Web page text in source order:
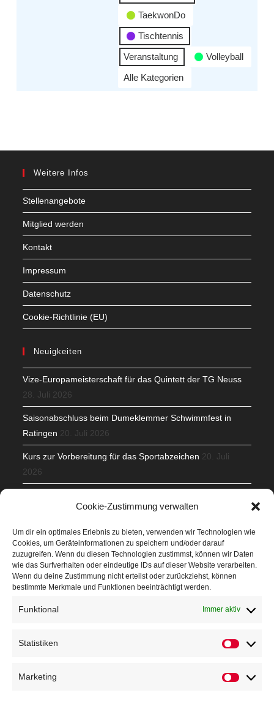
Cookie-Zustimmung verwalten
Um dir ein optimales Erlebnis zu bieten, verwenden wir Technologien wie
Cookies, um Geräteinformationen zu speichern und/oder darauf
zuzugreifen. Wenn du diesen Technologien zustimmst, können wir Daten
wie das Surfverhalten oder eindeutige IDs auf dieser Website verarbeiten.
Wenn du deine Zustimmung nicht erteilst oder zurückziehst, können
bestimmte Merkmale und Funktionen beeinträchtigt werden.
Funktional Immer aktiv
Statistiken
Marketing
TaekwonDo
Tischtennis
Veranstaltung
Volleyball
Alle Kategorien
Weitere Infos
Stellenangebote
Mitglied werden
Kontakt
Impressum
Datenschutz
Cookie-Richtlinie (EU)
Neuigkeiten
Vize-Europameisterschaft für das Quintett der TG Neuss
28. Juli 2026
Saisonabschluss beim Dumeklemmer Schwimmfest in
Ratingen 20. Juli 2026
Kurs zur Vorbereitung für das Sportabzeichen 20. Juli
2026
Veranstaltungen
Höffner Run
Kindersportfest